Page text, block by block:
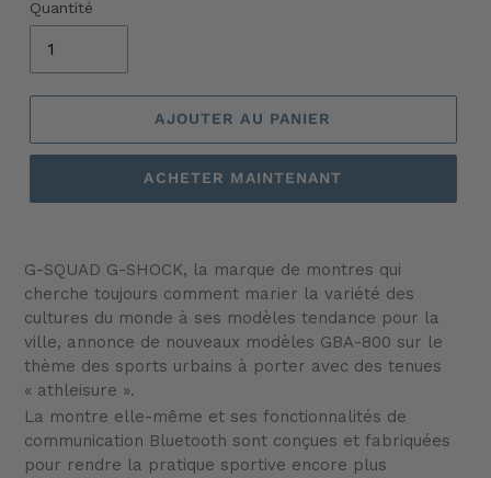
Quantité
AJOUTER AU PANIER
ACHETER MAINTENANT
produit
votre
panier
G-SQUAD G-SHOCK, la marque de montres qui
cherche toujours comment marier la variété des
cultures du monde à ses modèles tendance pour la
ville, annonce de nouveaux modèles GBA-800 sur le
thème des sports urbains à porter avec des tenues
« athleisure ».
La montre elle-même et ses fonctionnalités de
communication Bluetooth sont conçues et fabriquées
pour rendre la pratique sportive encore plus